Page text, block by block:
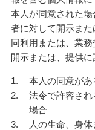
本人が同意された
者に対して開示ま
同利用または、業
開示または、提供に
本人の同意があ
法令で許容さ
場合
人の生命、身